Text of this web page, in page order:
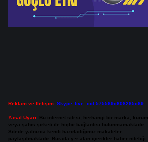
Reklam ve İletişim: Skype: live:.cid.575569c608265c69
Yasal Uyarı: Bu internet sitesi, herhangi bir marka, kurum
veya şahıs şirketi ile hiçbir bağlantısı bulunmamaktadır.
Sitede yalnızca kendi hazırladığımız makaleler
paylaşılmaktadır. Burada yer alan içerikler haber niteliği